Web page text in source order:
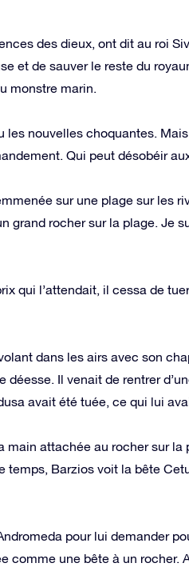
des dieux, ont dit au roi
et de sauver le reste du
monstre marin.
les nouvelles choquantes.
Qui peut désobéir
sur une plage sur les
grand rocher sur la plage. Je
qui l’attendait, il cessa de
dans les airs avec son
déesse. Il venait de rentrer
avait été tuée, ce qui lui
main attachée au rocher sur
Barzios voit la bête
pour lui demander
comme une bête à un rocher.